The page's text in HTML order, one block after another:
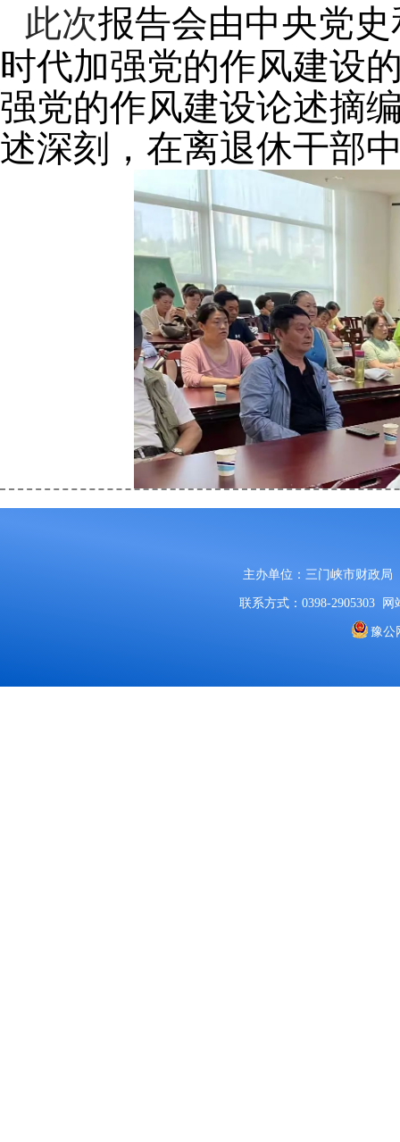
此次报告会由中央党
时代加强党的作风建设
强党的作风建设论述摘
述深刻，在离退休干部
主办单位：三门峡市财政局
联系方式：0398-2905303 网
豫公